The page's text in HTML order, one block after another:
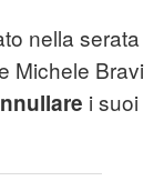
nella serata
Michele Bravi
i suoi